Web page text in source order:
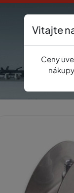
Vitajte
Ceny